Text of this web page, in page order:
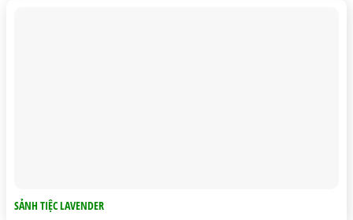
SẢNH TIỆC LAVENDER